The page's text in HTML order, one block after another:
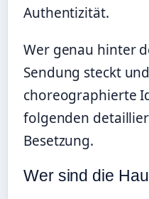
Authentizität.
Wer genau hinter
Sendung steckt
choreographierte
folgenden
Besetzung.
Wer sind die